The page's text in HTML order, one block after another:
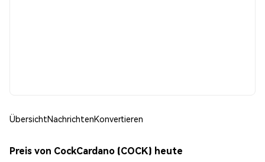
ÜbersichtNachrichtenKonvertieren
Preis von CockCardano (COCK) heute